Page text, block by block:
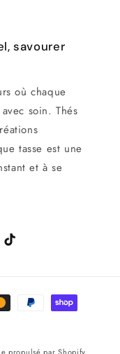
savourer
où chaque
soin. Thés
tasse est une
et à se
TikTok